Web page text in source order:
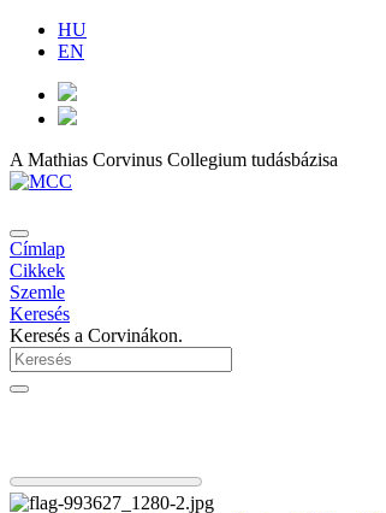
HU
EN
A Mathias Corvinus Collegium tudásbázisa
Címlap
Cikkek
Szemle
Keresés
Keresés a Corvinákon.